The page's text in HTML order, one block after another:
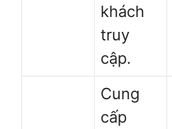
khách
truy
cập.
Cung
cấp